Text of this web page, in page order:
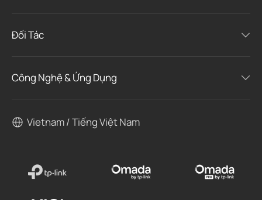
Đối Tác
Công Nghệ & Ứng Dụng
Vietnam / Tiếng Việt Nam